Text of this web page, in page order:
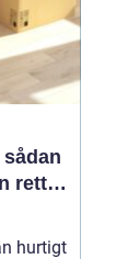
rette
hurtigt